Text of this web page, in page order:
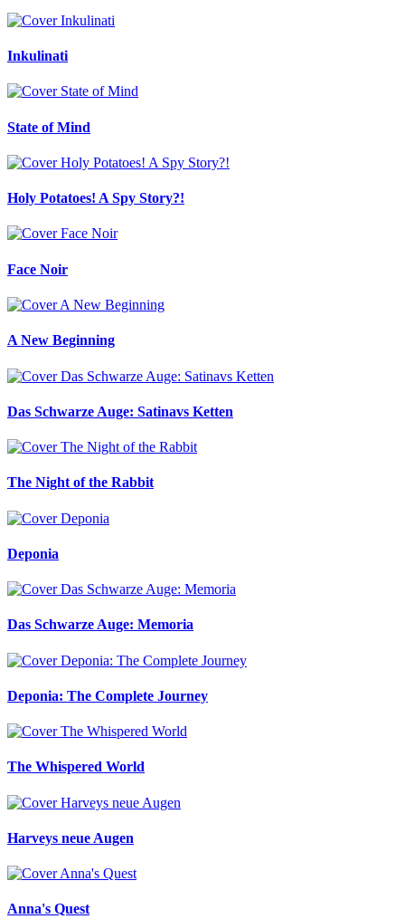
Inkulinati
State of Mind
Holy Potatoes! A Spy Story?!
Face Noir
A New Beginning
Das Schwarze Auge: Satinavs Ketten
The Night of the Rabbit
Deponia
Das Schwarze Auge: Memoria
Deponia: The Complete Journey
The Whispered World
Harveys neue Augen
Anna's Quest